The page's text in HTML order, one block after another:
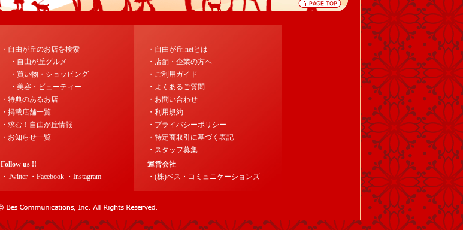
・自由が丘のお店を検索
・自由が丘グルメ
・買い物・ショッピング
・美容・ビューティー
・特典のあるお店
・掲載店舗一覧
・求む！自由が丘情報
・お知らせ一覧
Follow us !!
・Twitter
・Facebook ・Instagram
・自由が丘.netとは
・店舗・企業の方へ
・ご利用ガイド
・よくあるご質問
・お問い合わせ
・利用規約
・プライバシーポリシー
・特定商取引に基づく表記
・スタッフ募集
運営会社
・(株)ベス・コミュニケーションズ